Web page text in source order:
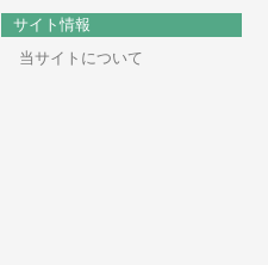
サイト情報
当サイトについて